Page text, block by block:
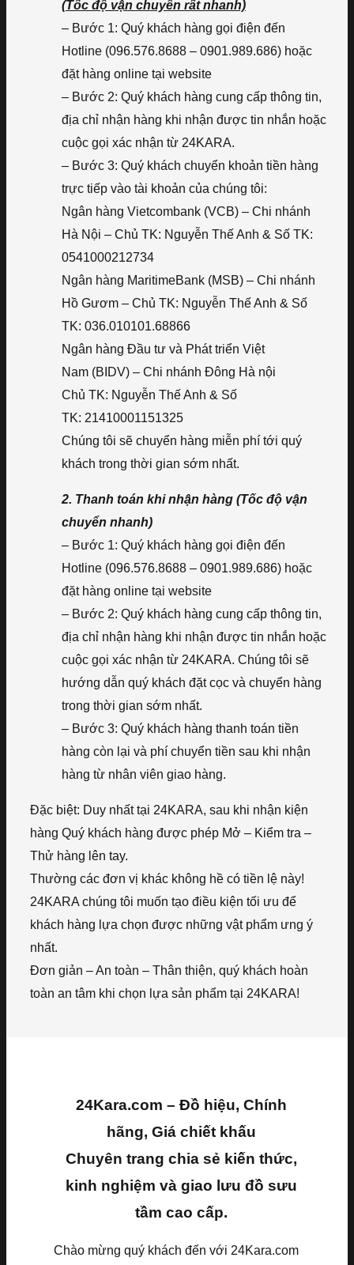
(Tốc độ vận chuyển rất nhanh)
– Bước 1: Quý khách hàng gọi điện đến
Hotline (096.576.8688 – 0901.989.686) hoặc
đặt hàng online tại website
– Bước 2: Quý khách hàng cung cấp thông tin,
địa chỉ nhận hàng khi nhận được tin nhắn hoặc
cuộc gọi xác nhận từ 24KARA.
– Bước 3: Quý khách chuyển khoản tiền hàng
trực tiếp vào tài khoản của chúng tôi:
Ngân hàng Vietcombank (VCB) – Chi nhánh
Hà Nội – Chủ TK: Nguyễn Thế Anh & Số TK:
0541000212734
Ngân hàng MaritimeBank (MSB) – Chi nhánh
Hồ Gươm – Chủ TK: Nguyễn Thế Anh & Số
TK: 036.010101.68866
Ngân hàng Đầu tư và Phát triển Việt
Nam (BIDV) – Chi nhánh Đông Hà nội
Chủ TK: Nguyễn Thế Anh & Số
TK: 21410001151325
Chúng tôi sẽ chuyển hàng miễn phí tới quý
khách trong thời gian sớm nhất.
2. Thanh toán khi nhận hàng (Tốc độ vận
chuyển nhanh)
– Bước 1: Quý khách hàng gọi điện đến
Hotline (096.576.8688 – 0901.989.686) hoặc
đặt hàng online tại website
– Bước 2: Quý khách hàng cung cấp thông tin,
địa chỉ nhận hàng khi nhận được tin nhắn hoặc
cuộc gọi xác nhận từ 24KARA. Chúng tôi sẽ
hướng dẫn quý khách đặt cọc và chuyển hàng
trong thời gian sớm nhất.
– Bước 3: Quý khách hàng thanh toán tiền
hàng còn lại và phí chuyển tiền sau khi nhận
hàng từ nhân viên giao hàng.
Đặc biệt: Duy nhất tại 24KARA, sau khi nhận kiện
hàng Quý khách hàng được phép Mở – Kiểm tra –
Thử hàng lên tay.
Thường các đơn vị khác không hề có tiền lệ này!
24KARA chúng tôi muốn tạo điều kiện tối ưu để
khách hàng lựa chọn được những vật phẩm ưng ý
nhất.
Đơn giản – An toàn – Thân thiện, quý khách hoàn
toàn an tâm khi chọn lựa sản phẩm tại 24KARA!
24Kara.com – Đồ hiệu, Chính
hãng, Giá chiết khấu
Chuyên trang chia sẻ kiến thức,
kinh nghiệm và giao lưu đồ sưu
tầm cao cấp.
Chào mừng quý khách đến với 24Kara.com